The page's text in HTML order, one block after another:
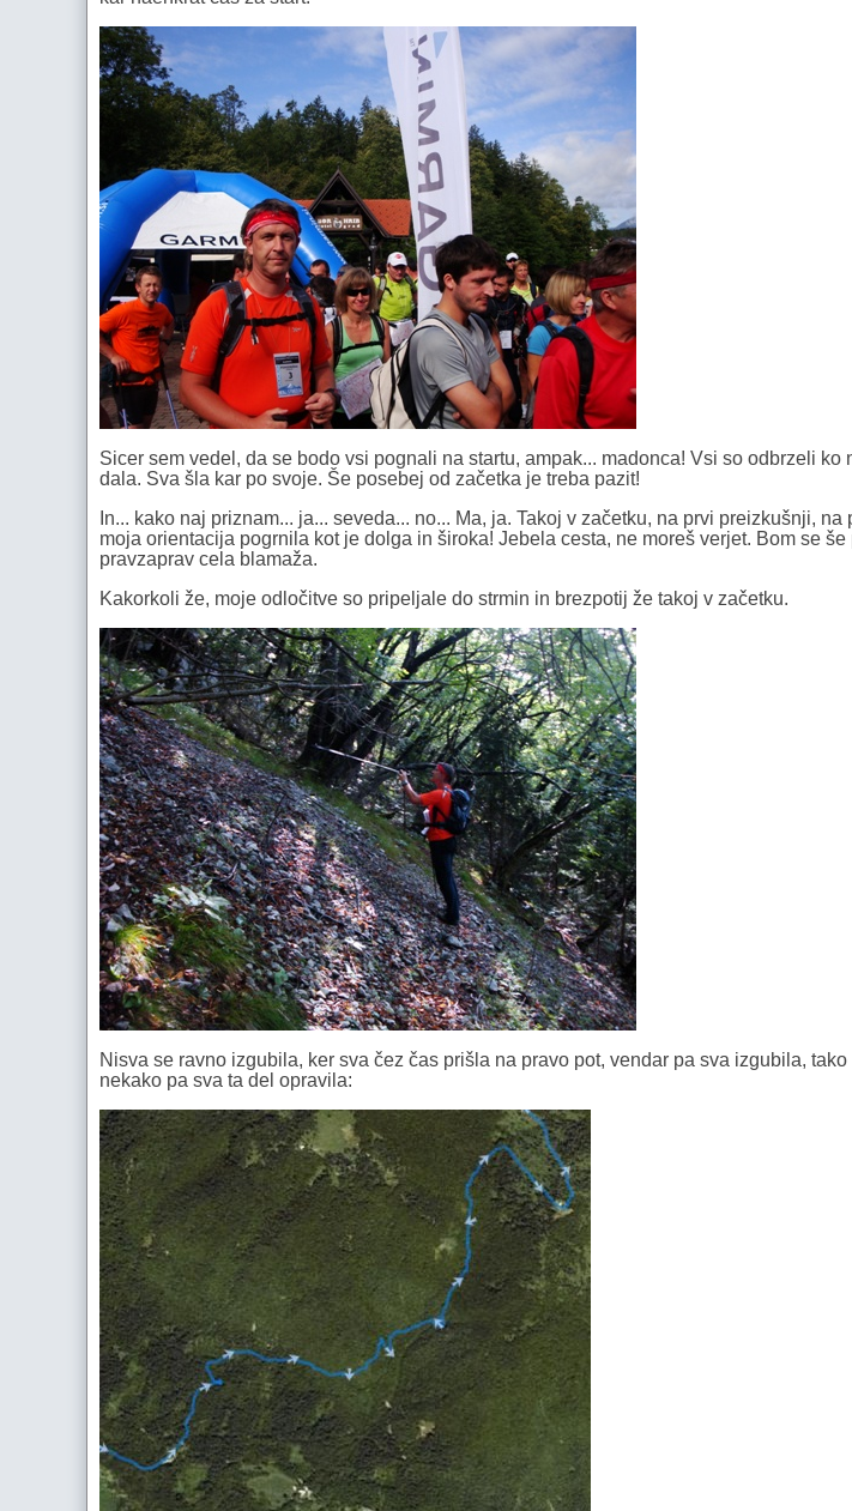
Sicer sem vedel, da se bodo vsi pognali na startu, ampak... madonca! Vsi so odbrzeli ko
dala. Sva šla kar po svoje. Še posebej od začetka je treba pazit!
In... kako naj priznam... ja... seveda... no... Ma, ja. Takoj v začetku, na prvi preizkušnji,
moja orientacija pogrnila kot je dolga in široka! Jebela cesta, ne moreš verjet. Bom se
pravzaprav cela blamaža.
Kakorkoli že, moje odločitve so pripeljale do strmin in brezpotij že takoj v začetku.
Nisva se ravno izgubila, ker sva čez čas prišla na pravo pot, vendar pa sva izgubila,
nekako pa sva ta del opravila: